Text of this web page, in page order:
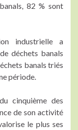
82 % sont
industrielle a
déchets banals
banals triés
période.
cinquième des
de son activité
le plus ses